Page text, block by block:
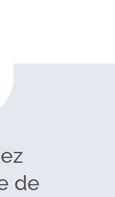
de